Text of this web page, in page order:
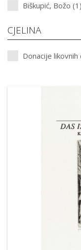
Biškupić, Božo (1)
CJELINA
Donacije